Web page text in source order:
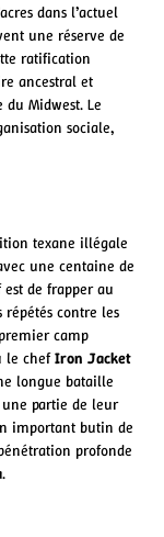
dans l’actuel
une réserve de
ratification
ancestral et
du Midwest. Le
sociale,
texane illégale
une centaine de
de frapper au
répétés contre les
camp
le chefIron Jacket
longue bataille
partie de leur
important butin de
profonde
.